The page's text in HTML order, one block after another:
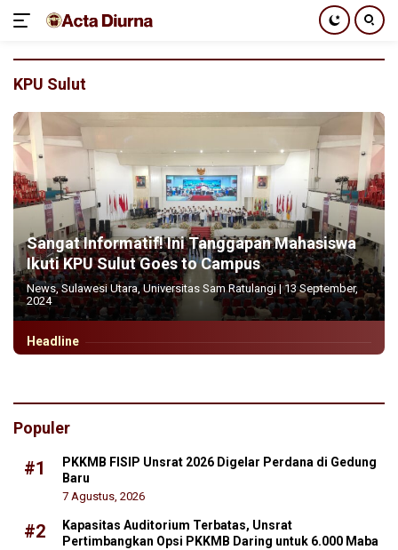
konten
KPU Sulut
Sangat Informatif! Ini Tanggapan Mahasiswa
Ikuti KPU Sulut Goes to Campus
News,Sulawesi Utara,Universitas Sam Ratulangi|13 September,
2024
Headline
Populer
#1
PKKMB FISIP Unsrat 2026 Digelar Perdana di Gedung
Baru
7 Agustus, 2026
#2
Kapasitas Auditorium Terbatas, Unsrat
Pertimbangkan Opsi PKKMB Daring untuk 6.000 Maba